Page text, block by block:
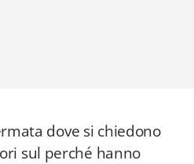
dove si chiedono
sul perché hanno